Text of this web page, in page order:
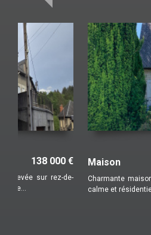
Maison
Charmante maison de caractère
calme et résidentiel. Construite en